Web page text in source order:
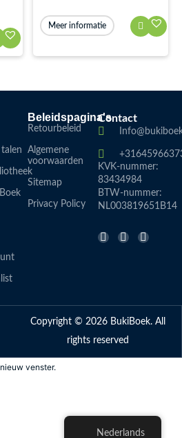
Meer informatie
talen
Beleidspagina's
Retourbeleid
Algemene
voorwaarden
Sitemap
Privacy Policy
Contact
KVK-nummer:
83434984
BTW-nummer:
NL003819651B14
F
k
-
I
a
m
L
n
Copyright © 2026 BukiBoek. All
rights reserved
Nederlands
venster.